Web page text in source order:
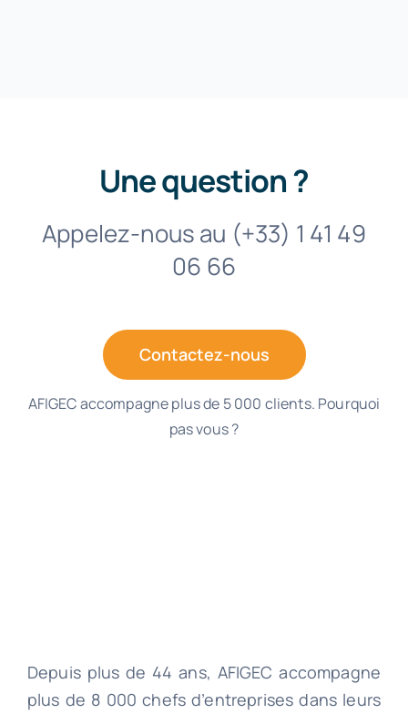
Une question ?
Appelez-nous au (+33) 1 41 49
06 66
Contactez-nous
AFIGEC accompagne plus de 5 000 clients. Pourquoi
pas vous ?
Depuis plus de 44 ans, AFIGEC accompagne
plus de 8 000 chefs d’entreprises dans leurs